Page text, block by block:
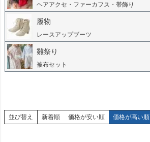
ヘアアクセ・ファーカフス・帯飾り
履物
レースアップブーツ
雛祭り
被布セット
並び替え 新着順 価格が安い順 価格が高い順